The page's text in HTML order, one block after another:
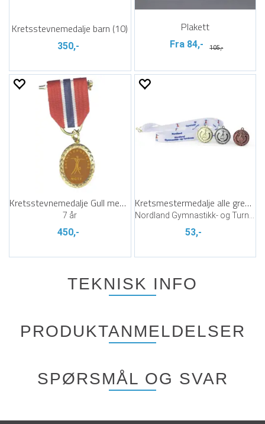
Kretsstevnemedalje barn (10)
350,-
Plakett
Fra 84,- 105,-
Kretsstevnemedalje Gull med krans (10)
7 år
450,-
Kretsmestermedalje alle grener
53,-
TEKNISK INFO
PRODUKTANMELDELSER
SPØRSMÅL OG SVAR